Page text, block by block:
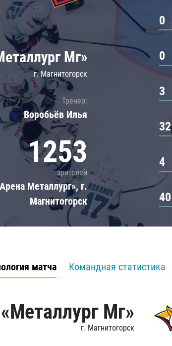
Локомотив
ЦСКА
Шанхайские Драконы
Мг»
г. Магнитогорск
Тренер:
Воробьёв Илья
1253
зрителей
Металлург», г.
Магнитогорск
0
0
3
32
4
40
матча Командная статистика
«Металлург Мг»
г. Магнитогорск